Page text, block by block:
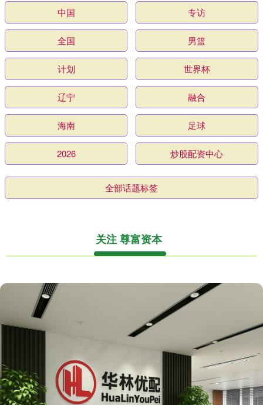
中国 专访
全国 男篮
计划 世界杯
辽宁 融合
海南 足球
2026 炒股配资中心
全部话题标签
关注 尊富资本